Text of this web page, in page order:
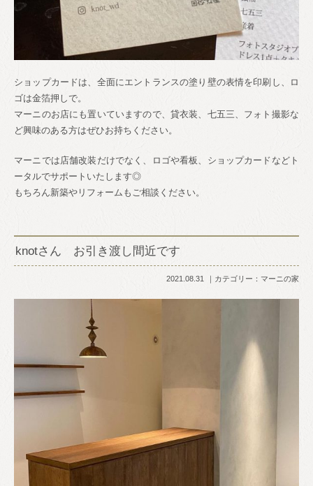
ショップカードは、全面にエントランスの塗り壁の表情を印刷し、ロ
ゴは金箔押しで。
マーニのお店にも置いていますので、貸衣装、七五三、フォト撮影な
ど興味のある方はぜひお持ちください。
マーニでは店舗改装だけでなく、ロゴや看板、ショップカードなどト
ータルでサポートいたします◎
もちろん新築やリフォームもご相談ください。
knotさん お引き渡し間近です
2021.08.31 カテゴリー： マーニの家